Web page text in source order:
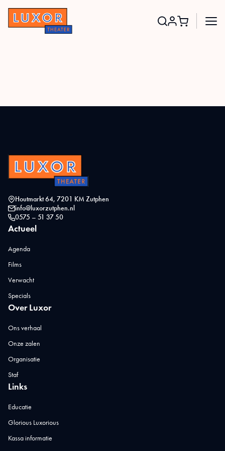
Houtmarkt 64, 7201 KM Zutphen
info@luxorzutphen.nl
0575 – 51 37 50
Actueel
Agenda
Films
Verwacht
Specials
Over Luxor
Ons verhaal
Onze zalen
Organisatie
Staf
Links
Educatie
Glorious Luxorious
Kassa informatie